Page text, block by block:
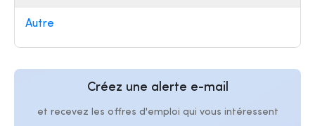
Autre
Créez une alerte e-mail
et recevez les offres d'emploi qui vous intéressent